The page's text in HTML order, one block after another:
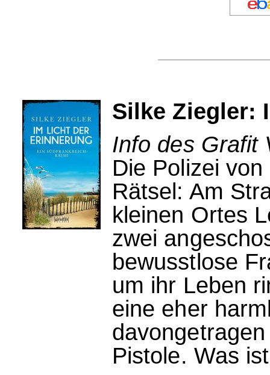
Silke Ziegler:
Info des Grafit
Die Polizei
Rätsel: Am
kleinen Ortes
zwei
bewusstlose
um ihr Leben
eine eher
Pistole. Was